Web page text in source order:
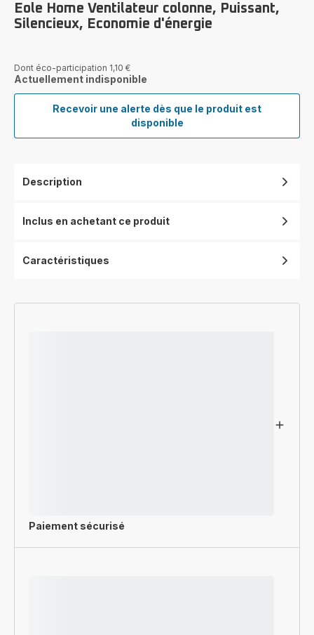
Eole Home Ventilateur colonne, Puissant,
Silencieux, Economie d'énergie
Dont éco-participation 1,10 €
Actuellement indisponible
Recevoir une alerte dès que le produit est
disponible
Eole
Home
d'énergie
Description
Inclus en achetant ce produit
Caractéristiques
Paiement sécurisé